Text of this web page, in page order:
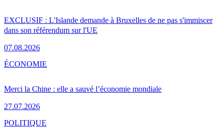
EXCLUSIF : L'Islande demande à Bruxelles de ne pas s'immiscer
dans son référendum sur l'UE
07.08.2026
Merci la Chine : elle a sauvé l’économie mondiale
27.07.2026
ÉCONOMIE
POLITIQUE